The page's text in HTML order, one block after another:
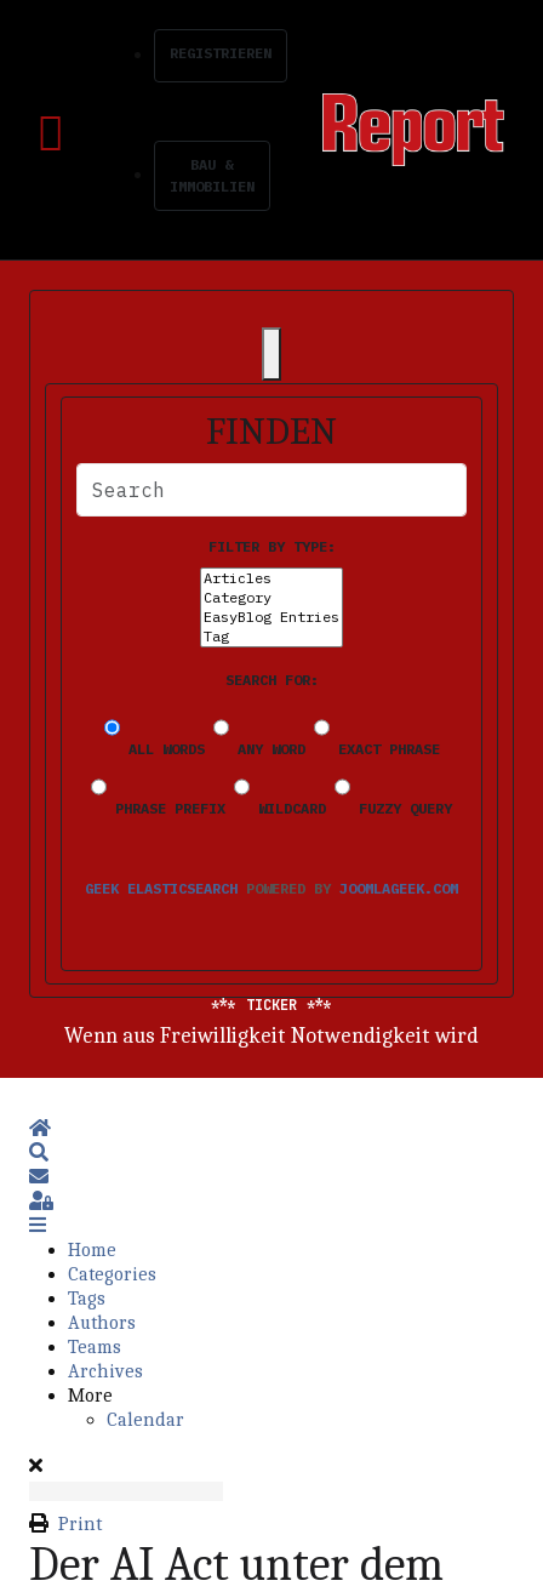
REGISTRIEREN
BAU &
IMMOBILIEN
FINDEN
BITTE FÜLLEN SIE DIE ERFORDERLICHEN FELDER AUS.
FILTER BY TYPE:
SEARCH FOR:
ALL WORDS ANY WORD EXACT PHRASE
PHRASE PREFIX WILDCARD FUZZY QUERY
GEEK ELASTICSEARCH POWERED BY JOOMLAGEEK.COM
TICKER
Wenn aus Freiwilligkeit Notwendigkeit wird
Home
Subscribe to blog
Sign In
Home
Categories
Tags
Authors
Teams
Archives
More
Calendar
Print
Der AI Act unter dem